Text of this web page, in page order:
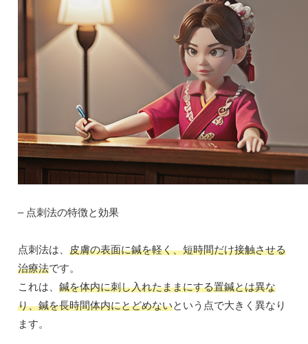
– 点刺法の特徴と効果
点刺法は、 皮膚の表面に鍼を軽く、短時間だけ接触させる
治療法です。
これは、 鍼を体内に刺し入れたままにする置鍼とは異な
り、鍼を長時間体内にとどめないという点で大きく異なり
ます。